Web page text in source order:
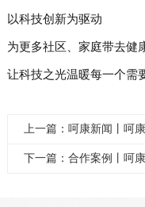
以科技创新为驱动
为更多社区、家庭带去健
让科技之光温暖每一个需
下一篇：合作案例丨呵